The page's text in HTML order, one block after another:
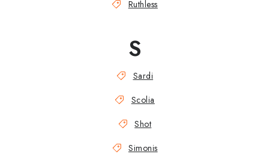
Ruthless
S
Sardi
Scolia
Shot
Simonis